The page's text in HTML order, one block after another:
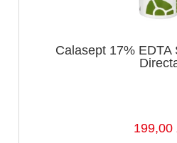
Calasept 17% EDTA
199,00